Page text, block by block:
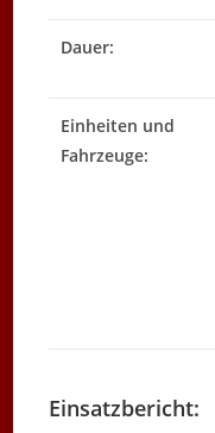
Dauer:
Einheiten und
Fahrzeuge:
Einsatzbericht: